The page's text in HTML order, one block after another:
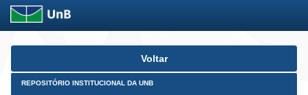
Skip
Voltar
REPOSITÓRIO INSTITUCIONAL DA UNB